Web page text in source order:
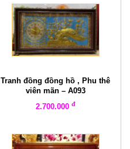
Tranh đồng đồng hồ , Phu thê
viên mãn – A093
2.700.000 đ